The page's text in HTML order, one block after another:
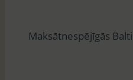
ē
Maksātnespējīgās